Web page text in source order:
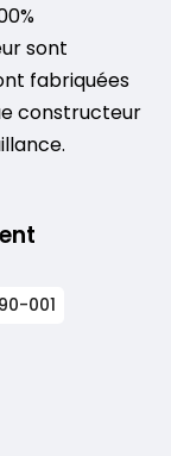
sont
fabriquées
constructeur
001